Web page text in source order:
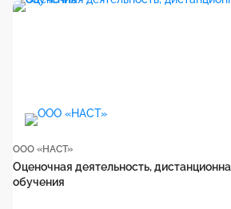
ООО «НАСТ»
Оценочная деятельность,
обучения